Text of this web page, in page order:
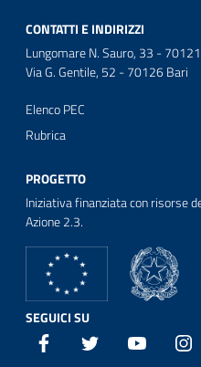
CONTATTI E INDIRIZZI
Lungomare N. Sauro, 33 -
Via G. Gentile, 52 - 70126 Bari
Elenco PEC
Rubrica
PROGETTO
Iniziativa finanziata con risorse
Azione 2.3.
SEGUICI SU
Facebook Twitter Youtube